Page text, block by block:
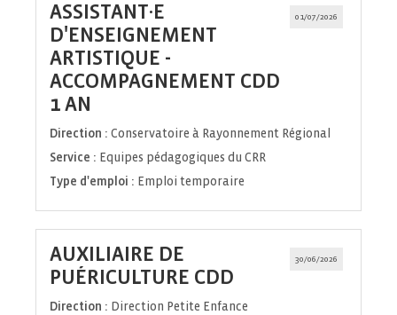
01/07/2026
ASSISTANT·E
D'ENSEIGNEMENT
ARTISTIQUE -
ACCOMPAGNEMENT CDD
1 AN
fenêtre)
Direction : Conservatoire à Rayonnement Régional
Service : Equipes pédagogiques du CRR
Type d'emploi : Emploi temporaire
30/06/2026
AUXILIAIRE DE
PUÉRICULTURE CDD
fenêtre)
Direction : Direction Petite Enfance